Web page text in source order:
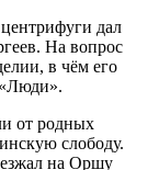
дал
На вопрос
в чём его
от родных
слободу.
на Оршу